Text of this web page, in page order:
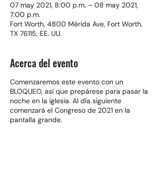
07 may 2021, 8:00 p.m. – 08 may 2021,
7:00 p.m.
Fort Worth, 4800 Mérida Ave, Fort Worth,
TX 76115, EE. UU.
Acerca del evento
Comenzaremos este evento con un
BLOQUEO, así que prepárese para pasar la
noche en la iglesia. Al día siguiente
comenzará el Congreso de 2021 en la
pantalla grande.